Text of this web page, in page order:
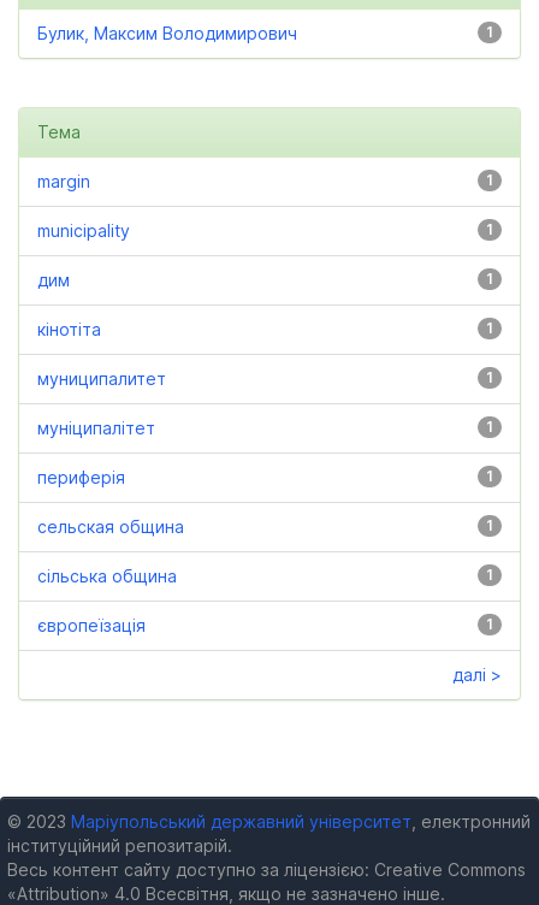
1
Булик, Максим Володимирович
Тема
1
margin
1
municipality
1
дим
1
кінотіта
1
муниципалитет
1
муніципалітет
1
периферія
1
сельская община
1
сільська община
1
європеїзація
далі >
© 2023 Маріупольський державний університет , електронний
інституційний репозитарій.
Весь контент сайту доступно за ліцензією: Creative Commons
«Attribution» 4.0 Всесвітня, якщо не зазначено інше.